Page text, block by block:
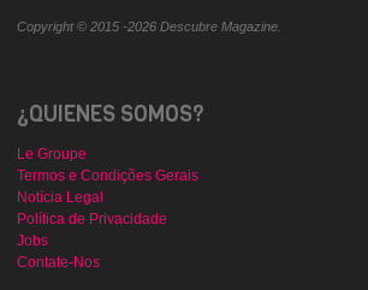
Copyright © 2015 -2026 Descubre Magazine.
¿QUIENES SOMOS?
Le Groupe
Termos e Condições Gerais
Notícia Legal
Política de Privacidade
Jobs
Contate-Nos